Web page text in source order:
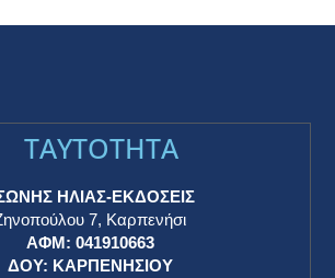
TAYTOTHTA
ΗΛΙΑΣ-ΕΚΔΟΣΕΙΣ
7, Καρπενήσι
ΑΦΜ: 041910663
ΔΟΥ: ΚΑΡΠΕΝΗΣΙΟΥ